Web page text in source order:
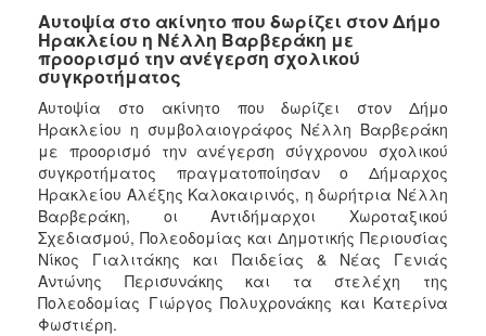
ΕΠΙΣΚΕΠΤΗΣ
ΗΡΑΚΛΕΙΟ
Αυτοψία στο ακίνητο που δωρίζει στον Δήμο
Ηρακλείου η Νέλλη Βαρβεράκη με
προορισμό την ανέγερση σχολικού
συγκροτήματος
Αυτοψία στο ακίνητο που δωρίζει στον Δήμο
Ηρακλείου η συμβολαιογράφος Νέλλη Βαρβεράκη
με προορισμό την ανέγερση σύγχρονου σχολικού
συγκροτήματος πραγματοποίησαν ο Δήμαρχος
Ηρακλείου Αλέξης Καλοκαιρινός, η δωρήτρια Νέλλη
Βαρβεράκη, οι Αντιδήμαρχοι Χωροταξικού
Σχεδιασμού, Πολεοδομίας και Δημοτικής Περιουσίας
Νίκος Γιαλιτάκης και Παιδείας & Νέας Γενιάς
Αντώνης Περισυνάκης και τα στελέχη της
Πολεοδομίας Γιώργος Πολυχρονάκης και Κατερίνα
Φωστιέρη.